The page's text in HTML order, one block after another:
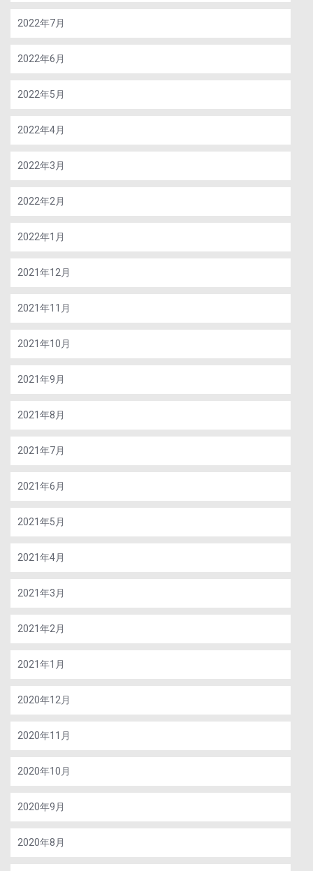
2022年7月
2022年6月
2022年5月
2022年4月
2022年3月
2022年2月
2022年1月
2021年12月
2021年11月
2021年10月
2021年9月
2021年8月
2021年7月
2021年6月
2021年5月
2021年4月
2021年3月
2021年2月
2021年1月
2020年12月
2020年11月
2020年10月
2020年9月
2020年8月